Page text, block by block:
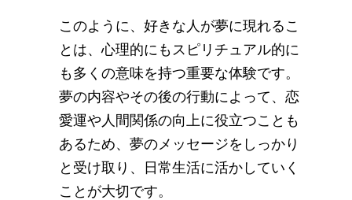
このように、好きな人が夢に現れるこ
とは、心理的にもスピリチュアル的に
も多くの意味を持つ重要な体験です。
夢の内容やその後の行動によって、恋
愛運や人間関係の向上に役立つことも
あるため、夢のメッセージをしっかり
と受け取り、日常生活に活かしていく
ことが大切です。